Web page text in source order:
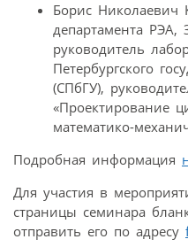
Борис Николаевич
департамента РЭА,
руководитель
Петербургского
(СПбГУ),
«Проектирование
математико-
Подробная информация
Для участия в
страницы семинара
отправить его по адресу